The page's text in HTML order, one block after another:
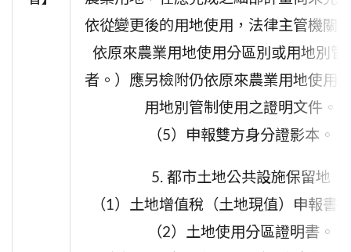
依從變更後的用地使用，法律主管機關
依原來農業用地使用分區別或用地別管
者。）應另檢附仍依原來農業用地使用
用地別管制使用之證明文件。
（5）申報雙方身分證影本。
5. 都市土地公共設施保留地
（1） 土地增值稅（土地現值）申報書
（2） 土地使用分區證明書。